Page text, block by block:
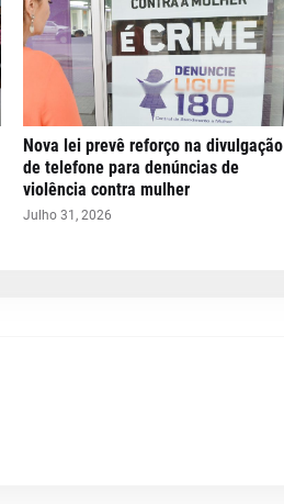
Nova lei prevê reforço na divulgação
de telefone para denúncias de
violência contra mulher
Julho 31, 2026